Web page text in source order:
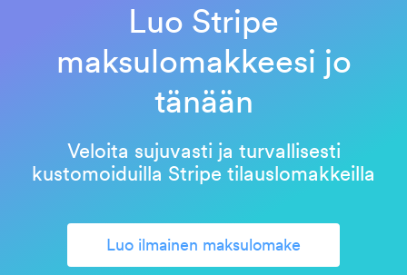
Luo Stripe
maksulomakkeesi jo
tänään
Veloita sujuvasti ja turvallisesti
kustomoiduilla Stripe tilauslomakkeilla
Luo ilmainen maksulomake